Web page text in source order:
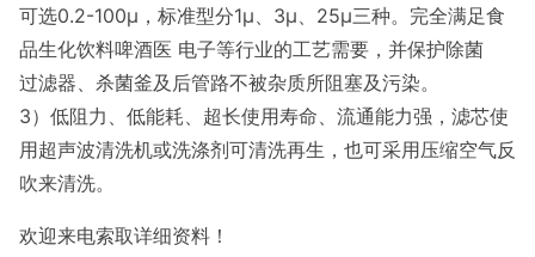
可选0.2-100μ，标准型分1μ、3μ、25μ三种。完全满足食
品生化饮料啤酒医 电子等行业的工艺需要，并保护除菌
过滤器、杀菌釜及后管路不被杂质所阻塞及污染。
3）低阻力、低能耗、超长使用寿命、流通能力强，滤芯使
用超声波清洗机或洗涤剂可清洗再生，也可采用压缩空气反
吹来清洗。
欢迎来电索取详细资料！